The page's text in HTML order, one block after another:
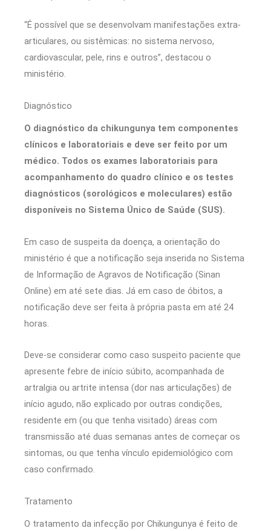
“É possível que se desenvolvam manifestações extra-
articulares, ou sistêmicas: no sistema nervoso,
cardiovascular, pele, rins e outros”, destacou o
ministério.
Diagnóstico
O diagnóstico da chikungunya tem componentes
clínicos e laboratoriais e deve ser feito por um
médico. Todos os exames laboratoriais para
acompanhamento do quadro clínico e os testes
diagnósticos (sorológicos e moleculares) estão
disponíveis no Sistema Único de Saúde (SUS).
Em caso de suspeita da doença, a orientação do
ministério é que a notificação seja inserida no Sistema
de Informação de Agravos de Notificação (Sinan
Online) em até sete dias. Já em caso de óbitos, a
notificação deve ser feita à própria pasta em até 24
horas.
Deve-se considerar como caso suspeito paciente que
apresente febre de início súbito, acompanhada de
artralgia ou artrite intensa (dor nas articulações) de
início agudo, não explicado por outras condições,
residente em (ou que tenha visitado) áreas com
transmissão até duas semanas antes de começar os
sintomas, ou que tenha vínculo epidemiológico com
caso confirmado.
Tratamento
O tratamento da infecção por Chikungunya é feito de